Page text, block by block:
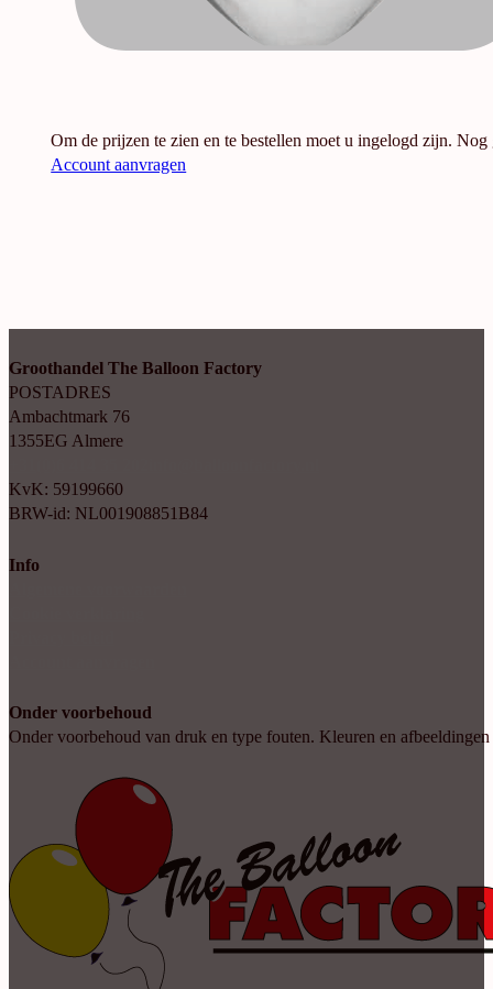
Om de prijzen te zien en te bestellen moet u ingelogd zijn. Nog
Account aanvragen
Groothandel The Balloon Factory
POSTADRES
Ambachtmark 76
1355EG Almere
KvK: 59199660
BRW-id: NL001908851B84
Info
Onder voorbehoud
Onder voorbehoud van druk en type fouten. Kleuren en